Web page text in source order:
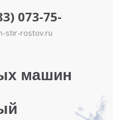
машин
073-75-
stir-rostov.ru